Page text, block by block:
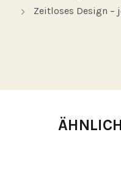
Zeitloses Design –